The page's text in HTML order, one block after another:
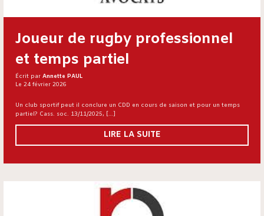
Joueur de rugby professionnel
et temps partiel
Écrit par Annette PAUL
Le 24 février 2026
Un club sportif peut il conclure un CDD en cours de saison et pour un temps
partiel? Cass. soc. 13/11/2025, […]
LIRE LA SUITE